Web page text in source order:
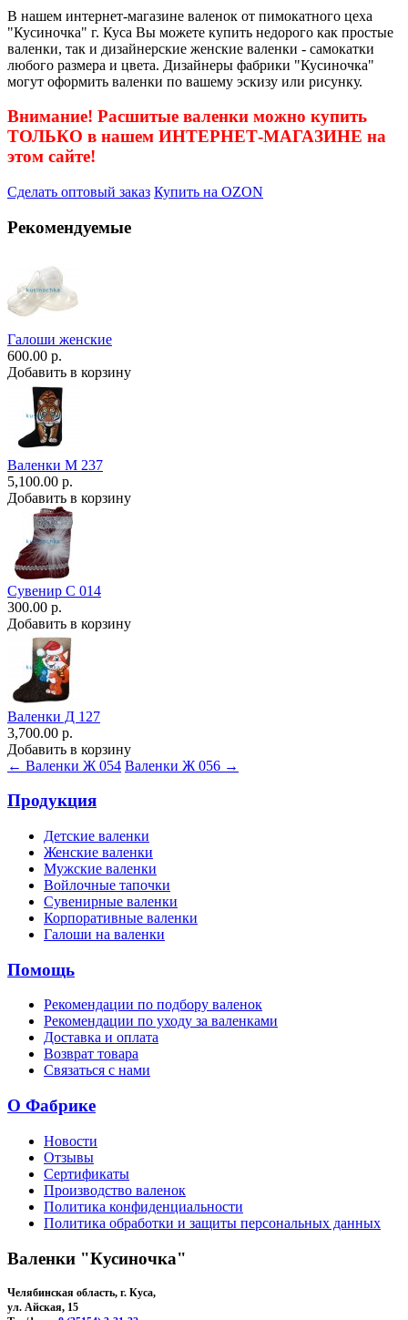
В нашем интернет-магазине валенок от пимокатного цеха
"Кусиночка" г. Куса Вы можете купить недорого как простые
валенки, так и дизайнерские женские валенки - самокатки
любого размера и цвета. Дизайнеры фабрики "Кусиночка"
могут оформить валенки по вашему эскизу или рисунку.
Внимание! Расшитые валенки можно купить
ТОЛЬКО в нашем ИНТЕРНЕТ-МАГАЗИНЕ на
этом сайте!
Сделать оптовый заказ Купить на OZON
Рекомендуемые
Галоши женские
600.00 р.
Добавить в корзину
Валенки М 237
5,100.00 р.
Добавить в корзину
Сувенир С 014
300.00 р.
Добавить в корзину
Валенки Д 127
3,700.00 р.
Добавить в корзину
← Валенки Ж 054 Валенки Ж 056 →
Продукция
Детские валенки
Женские валенки
Мужские валенки
Войлочные тапочки
Сувенирные валенки
Корпоративные валенки
Галоши на валенки
Помощь
Рекомендации по подбору валенок
Рекомендации по уходу за валенками
Доставка и оплата
Возврат товара
Связаться с нами
О Фабрике
Новости
Отзывы
Сертификаты
Производство валенок
Политика конфиденциальности
Политика обработки и защиты персональных данных
Валенки "Кусиночка"
Челябинская область, г. Куса,
ул. Айская, 15